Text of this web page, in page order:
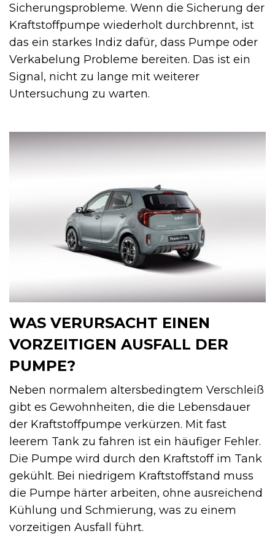
Sicherungsprobleme. Wenn die Sicherung der
Kraftstoffpumpe wiederholt durchbrennt, ist
das ein starkes Indiz dafür, dass Pumpe oder
Verkabelung Probleme bereiten. Das ist ein
Signal, nicht zu lange mit weiterer
Untersuchung zu warten.
WAS VERURSACHT EINEN
VORZEITIGEN AUSFALL DER
PUMPE?
Neben normalem altersbedingtem Verschleiß
gibt es Gewohnheiten, die die Lebensdauer
der Kraftstoffpumpe verkürzen. Mit fast
leerem Tank zu fahren ist ein häufiger Fehler.
Die Pumpe wird durch den Kraftstoff im Tank
gekühlt. Bei niedrigem Kraftstoffstand muss
die Pumpe härter arbeiten, ohne ausreichend
Kühlung und Schmierung, was zu einem
vorzeitigen Ausfall führt.